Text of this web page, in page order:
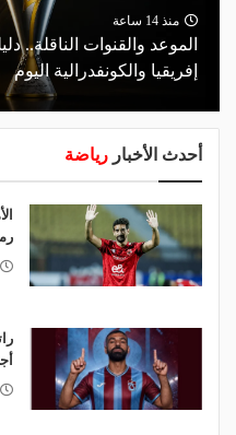
منذ 14 ساعة
الموعد والقنوات الناقلة..
إفريقيا والكونفدرالية اليوم
أحدث الأخبار رياضة